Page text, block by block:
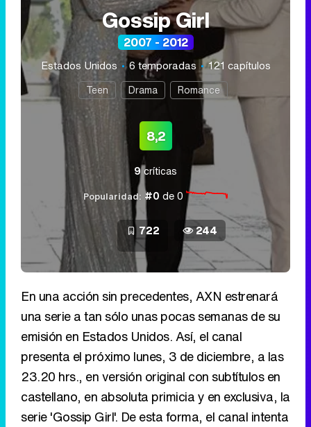
Gossip Girl
2007 - 2012
Estados Unidos 6 temporadas 121 capítulos
Teen Drama Romance
8,2
9críticas
Popularidad: #0 de 0
722 244
En una acción sin precedentes, AXN estrenará
una serie a tan sólo unas pocas semanas de su
emisión en Estados Unidos. Así, el canal
presenta el próximo lunes, 3 de diciembre, a las
23.20 hrs., en versión original con subtítulos en
castellano, en absoluta primicia y en exclusiva, la
serie 'Gossip Girl'. De esta forma, el canal intenta